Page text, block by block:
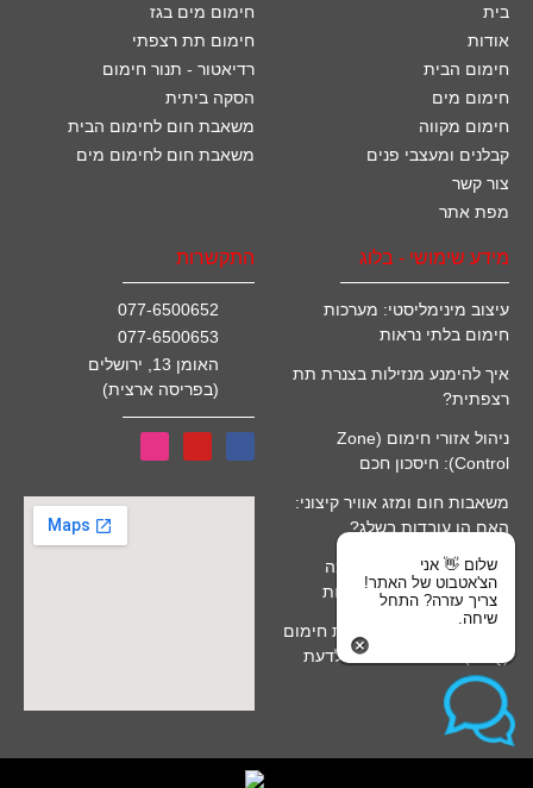
בית
אודות
חימום הבית
חימום מים
חימום מקווה
קבלנים ומעצבי פנים
צור קשר
מפת אתר
חימום מים בגז
חימום תת רצפתי
רדיאטור - תנור חימום
הסקה ביתית
משאבת חום לחימום הבית
משאבת חום לחימום מים
מידע שימושי - בלוג
עיצוב מינימליסטי: מערכות
חימום בלתי נראות
איך להימנע מנזילות בצנרת תת
רצפתית?
ניהול אזורי חימום (Zone
Control): חיסכון חכם
משאבות חום ומזג אוויר קיצוני:
האם הן עובדות בשלג?
חימום מים סולארי לבריכה
(קולטים): יתרונות ומגבלות
שאלות נפוצות על התקנת חימום
התקשרות
077-6500652
077-6500653
האומן 13, ירושלים
(בפריסה ארצית)
שלום 👋 אני
הצ'אטבוט של האתר!
צריך עזרה? התחל
שיחה.